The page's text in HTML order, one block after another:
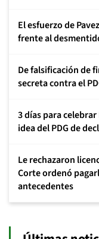
El esfuerzo de
frente al
De falsificación de
secreta contra el
3 días para
idea del PDG de
Le rechazaron
Corte ordenó
antecedentes